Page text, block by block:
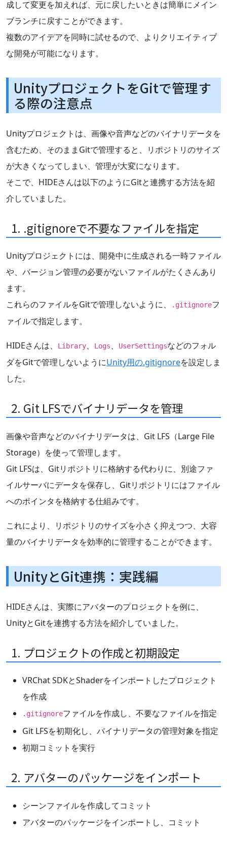
成して変更を加えれば、元に戻したいときは簡単にメイン
ブランチに戻すことができます。
複数のアイデアを同時に試せるので、よりクリエイティブ
な開発が可能になります。
UnityプロジェクトをGitで管理す
る際の注意点
Unityプロジェクトは、画像や音声などのバイナリデータを
含むため、そのままGitで管理すると、リポジトリのサイズ
が大きくなってしまい、管理が大変になります。
そこで、HIDEさんは以下のようにGitと連携する方法を紹
介していました。
1. .gitignoreで不要なファイルを指定
Unityプロジェクトには、開発中に生成される一時ファイル
や、バージョン管理の必要がないファイルがたくさんあり
ます。
これらのファイルをGitで管理しないように、
.gitignoreフ
ァイルで指定します。
HIDEさんは、 Library、 Logs、 UserSettingsなどのフォル
ダをGitで管理しないようにUnity用の.gitignoreを設定しま
した。
2. Git LFSでバイナリデータを管理
画像や音声などのバイナリデータは、Git LFS（Large File
Storage）を使って管理します。
Git LFSは、Gitリポジトリに格納する代わりに、別途ファ
イルサーバにデータを保存し、Gitリポジトリにはファイル
へのポインタを格納する仕組みです。
これにより、リポジトリのサイズを小さく抑えつつ、大容
量のバイナリデータを効率的に管理することができます。
UnityとGit連携：実践編
HIDEさんは、実際にアバターのプロジェクトを例に、
UnityとGitを連携する方法を紹介していました。
1. プロジェクトの作成と初期設定
VRChat SDKとShaderをインポートしたプロジェクト
を作成
.gitignoreファイルを作成し、不要なファイルを指定
Git LFSを初期化し、バイナリデータの管理対象を指定
初期コミットを実行
2. アバターのパッケージをインポート
シーンファイルを作成してコミット
アバターのパッケージをインポートし、コミット